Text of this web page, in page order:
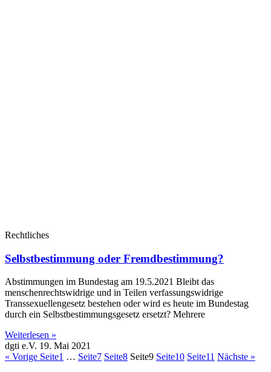
Rechtliches
Selbstbestimmung oder Fremdbestimmung?
Abstimmungen im Bundestag am 19.5.2021 Bleibt das
menschenrechtswidrige und in Teilen verfassungswidrige
Transsexuellengesetz bestehen oder wird es heute im Bundestag
durch ein Selbstbestimmungsgesetz ersetzt? Mehrere
Weiterlesen »
dgti e.V. 19. Mai 2021
« Vorige Seite1 … Seite7 Seite8 Seite9 Seite10 Seite11 Nächste »